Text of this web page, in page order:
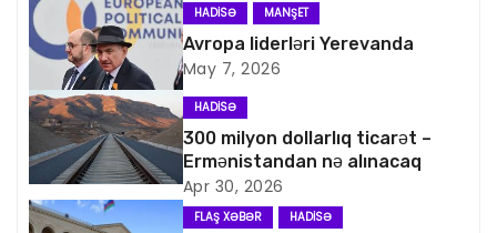
v
i
q
a
s
HADISƏ MANŞET
Avropa liderləri Yerevanda
May 7, 2026
HADISƏ
300 milyon dollarlıq ticarət –
Ermənistandan nə alınacaq
Apr 30, 2026
FLAŞ XƏBƏR HADISƏ